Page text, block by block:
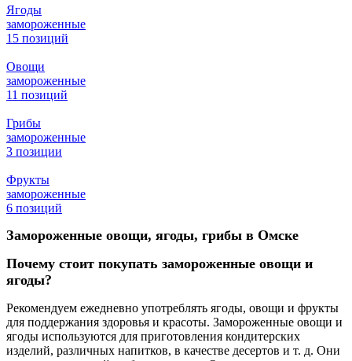
Ягоды
замороженные
15 позиций
Овощи
замороженные
11 позиций
Грибы
замороженные
3 позиции
Фрукты
замороженные
6 позиций
Замороженные овощи, ягоды, грибы в Омске
Почему стоит покупать замороженные овощи и
ягоды?
Рекомендуем ежедневно употреблять ягоды, овощи и фрукты
для поддержания здоровья и красоты. Замороженные овощи и
ягоды используются для приготовления кондитерских
изделий, различных напитков, в качестве десертов и т. д. Они